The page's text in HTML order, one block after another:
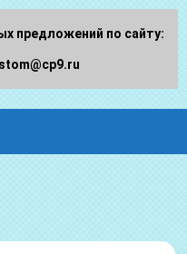
предложений по сайту: